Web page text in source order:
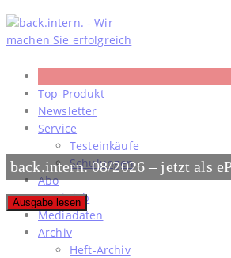
Skip
to
content
Top-Produkt
Newsletter
Service
Testeinkäufe
Schulungen
Abo
#meinjob
Mediadaten
Archiv
Heft-Archiv
back.intern. 08/2026 – jetzt als
Ausgabe lesen